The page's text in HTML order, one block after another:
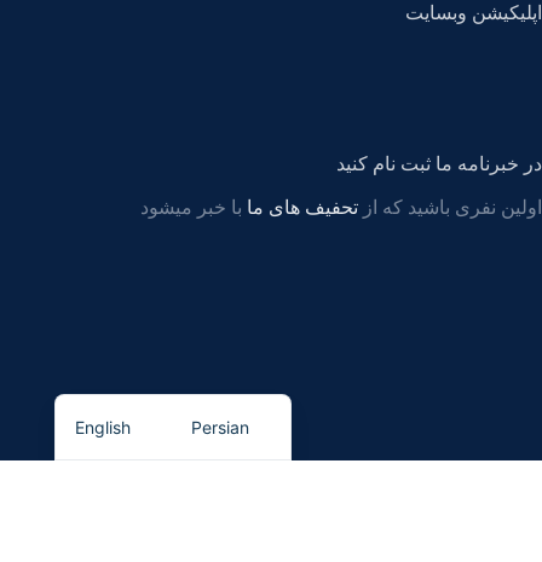
اپلیکیشن وبسایت
در خبرنامه ما ثبت نام کنید
اولین نفری باشید که از تحفیف های ما با خبر میشود
Persian
English